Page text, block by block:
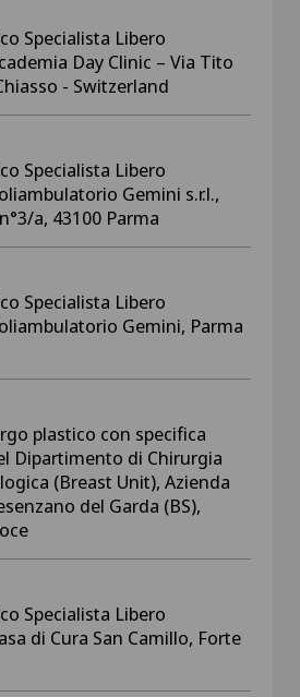
Specialista Libero
Day Clinic – Via Tito
- Switzerland
Specialista Libero
Gemini s.r.l.,
a, 43100 Parma
Specialista Libero
Gemini, Parma
plastico con specifica
Dipartimento di Chirurgia
(Breast Unit), Azienda
del Garda (BS),
Specialista Libero
di Cura San Camillo, Forte